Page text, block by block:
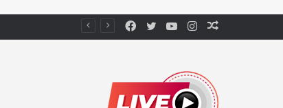
Instagram
YouTube
Twitter
Facebook